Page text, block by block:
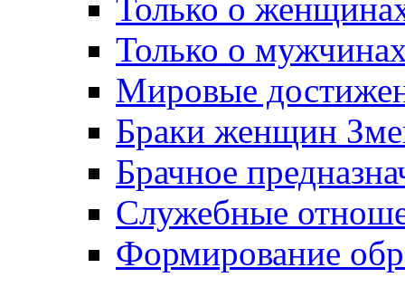
Только о
Только о
Мировые
Браки женщин
Брачное
Служебные
Формирование